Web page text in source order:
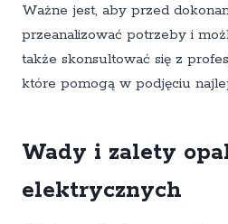
Ważne jest, aby przed
przeanalizować potrzeby i
także skonsultować się z
które pomogą w podjęciu
Wady i zalety
elektrycznych